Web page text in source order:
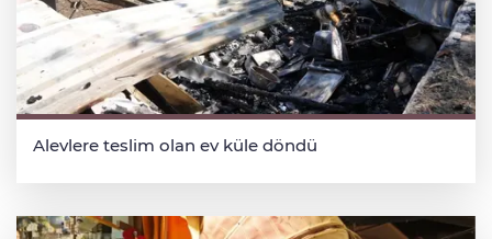
Alevlere teslim olan ev küle döndü